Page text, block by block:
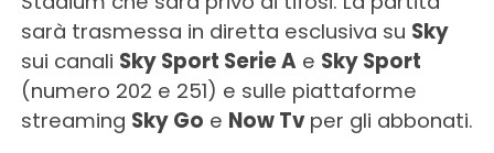
sarà trasmessa in diretta esclusiva su Sky
sui canali Sky Sport Serie A e Sky Sport
(numero 202 e 251) e sulle piattaforme
streaming Sky Go e Now Tv per gli abbonati.